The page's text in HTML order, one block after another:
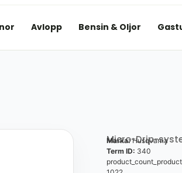
Avlopp Bensin & Oljor
Micro-Drip-
Marka:Husqvarna
Term ID: 340